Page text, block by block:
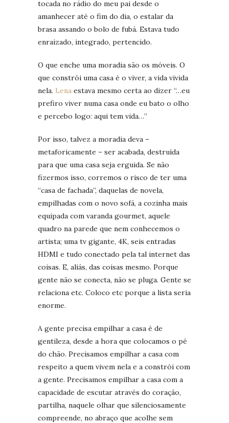
tocada no rádio do meu pai desde o
amanhecer até o fim do dia, o estalar da
brasa assando o bolo de fubá. Estava tudo
enraizado, integrado, pertencido.
O que enche uma moradia são os móveis. O
que constrói uma casa é o viver, a vida vivida
nela. Lena estava mesmo certa ao dizer “…eu
prefiro viver numa casa onde eu bato o olho
e percebo logo: aqui tem vida…”
Por isso, talvez a moradia deva –
metaforicamente – ser acabada, destruída
para que uma casa seja erguida. Se não
fizermos isso, corremos o risco de ter uma
“casa de fachada”, daquelas de novela,
empilhadas com o novo sofá, a cozinha mais
equipada com varanda gourmet, aquele
quadro na parede que nem conhecemos o
artista; uma tv gigante, 4K, seis entradas
HDMI e tudo conectado pela tal internet das
coisas. E, aliás, das coisas mesmo. Porque
gente não se conecta, não se pluga. Gente se
relaciona etc. Coloco etc porque a lista seria
enorme.
A gente precisa empilhar a casa é de
gentileza, desde a hora que colocamos o pé
do chão. Precisamos empilhar a casa com
respeito a quem vivem nela e a constrói com
a gente. Precisamos empilhar a casa com a
capacidade de escutar através do coração,
partilha, naquele olhar que silenciosamente
compreende, no abraço que acolhe sem